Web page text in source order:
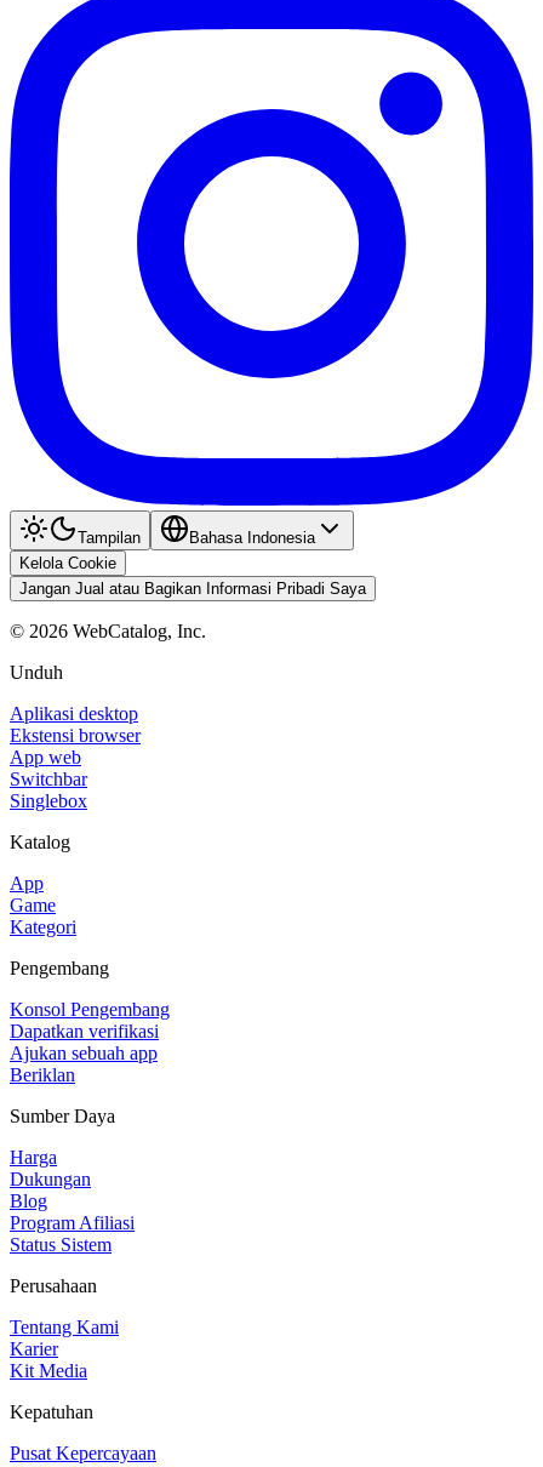
Tampilan
Bahasa Indonesia
Kelola Cookie
Jangan Jual atau Bagikan Informasi Pribadi Saya
© 2026 WebCatalog, Inc.
Unduh
Aplikasi desktop
Ekstensi browser
App web
Switchbar
Singlebox
Katalog
App
Game
Kategori
Pengembang
Konsol Pengembang
Dapatkan verifikasi
Ajukan sebuah app
Beriklan
Sumber Daya
Harga
Dukungan
Blog
Program Afiliasi
Status Sistem
Perusahaan
Tentang Kami
Karier
Kit Media
Kepatuhan
Pusat Kepercayaan